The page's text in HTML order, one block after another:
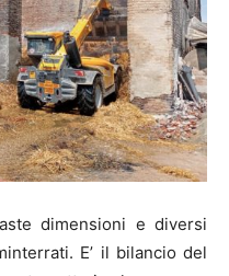
dimensioni e diversi
E’ il bilancio del